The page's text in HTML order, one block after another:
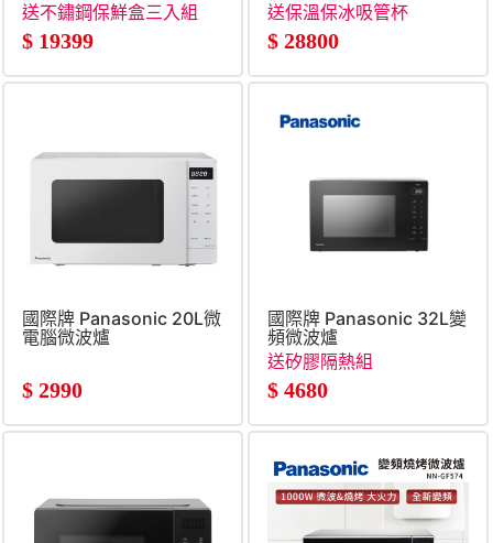
送不鏽鋼保鮮盒三入組
+送密封儲物罐
$ 19399
茄紅)
送保溫保冰吸管杯
$ 28800
國際牌 Panasonic 20L微
電腦微波爐
$ 2990
國際牌 Panasonic 32L變
頻微波爐
送矽膠隔熱組
$ 4680